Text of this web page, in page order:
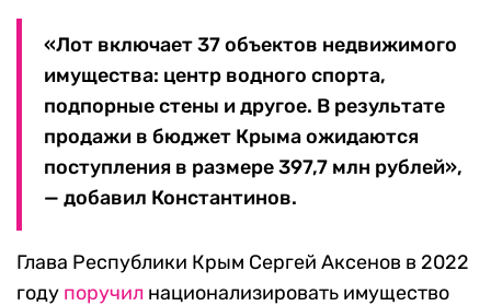
«Лот включает 37 объектов недвижимого
имущества: центр водного спорта,
подпорные стены и другое. В результате
продажи в бюджет Крыма ожидаются
поступления в размере 397,7 млн рублей»,
— добавил Константинов.
Глава Республики Крым Сергей Аксенов в 2022
году поручил национализировать имущество